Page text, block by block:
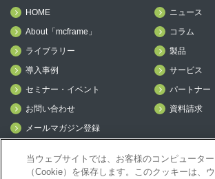
HOME
ニュース
About「mcframe」
コラム
ライブラリー
製品
導入事例
サービス
セミナー・イベント
パートナー
お問い合わせ
資料請求
メールマガジン登録
当ウェブサイトでは、お客様のコンピュータ
（Cookie）を保存します。このクッキーは、